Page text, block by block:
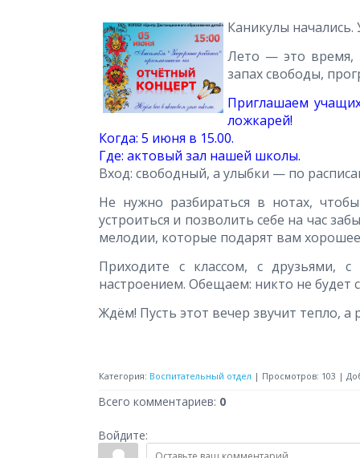
Каникулы
Лето — это время,
запах свободы,
Приглашаем
ложкарей!
Когда: 5 июня в 15.00.
Где: актовый зал нашей школы.
Вход: свободный, а улыбки — по
Не нужно разбираться в нотах,
устроиться и позволить себе на час
мелодии, которые подарят вам
Приходите с классом, с
настроением. Обещаем: никто не будет
Ждём! Пусть этот вечер звучит тепло, а
Категория: Воспитательный отдел | Просмотров: 103 |
Всего комментариев: 0
Войдите: